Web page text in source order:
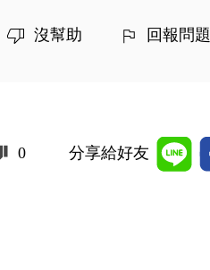
沒幫助 回報問題
0 分享給好友